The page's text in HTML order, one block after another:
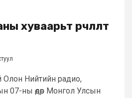
хуваарьт өөрчлөлт
Нийтийн радио,
07-ны өдөр Монгол Улсын